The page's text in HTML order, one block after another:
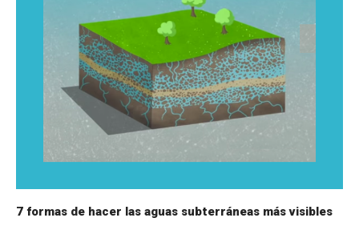
7 formas de hacer las aguas subterráneas más visibles